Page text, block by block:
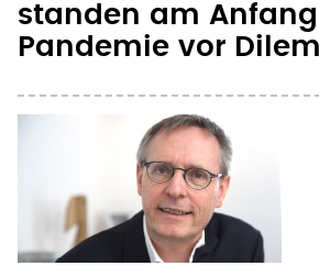
standen am
Pandemie vor